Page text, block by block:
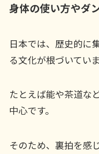
身体の使い方やダ
日本では、歴史的に
る文化が根づいていま
たとえば能や茶道な
中心です。
そのため、裏拍を感